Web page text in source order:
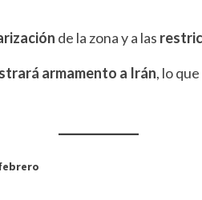
de la zona y a las
armamento a Irán, lo